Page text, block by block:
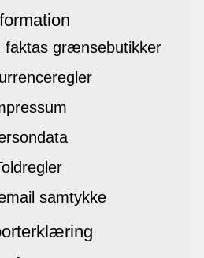
faktas grænsebutikker
samtykke